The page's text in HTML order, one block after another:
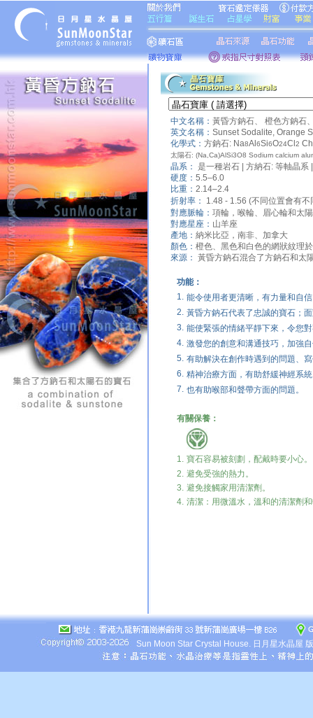
中文名稱： 黃昏方鈉石、
橙色方鈉石
英文名稱： Sunset Sodalite, Orange
化學式： 方鈉石: Na8Al 6Si6O24Cl 2
太陽石: (Na,Ca)AlSi3O8 Sodium calcium
晶系： 是一種岩石 | 方納石: 等軸晶系
硬度： 5.5–6.0
比重： 2.14–2.4
折射率： 1.48 - 1.56 (不同位置會有不
對應脈輪： 項輪，喉輪、眉心輪和太
對應星座： 山羊座
產地： 納米比亞，南非、加拿大
顏色： 橙色、黑色和白色的網狀紋理
來源： 黃昏方鈉石混合了方鈉石和太
功能：
1. 能令使用者更清晰，有力量和自
2. 黃昏方鈉石代表了忠誠的寶石；
3. 能使緊張的情緒平靜下來，令您
4. 激發您的創意和溝通技巧，加強
5. 有助解決在創作時遇到的問題、
6. 精神治療方面，有助舒緩神經系
7. 也有助喉部和聲帶方面的問題。
有關保養：
1. 寶石容易被刻劃，配戴時要小心。
2. 避免受強的熱力。
3. 避免接觸家用清潔劑。
4. 清潔：用微溫水，溫和的清潔劑
Sun Moon Star Crystal House. 日月星水晶屋